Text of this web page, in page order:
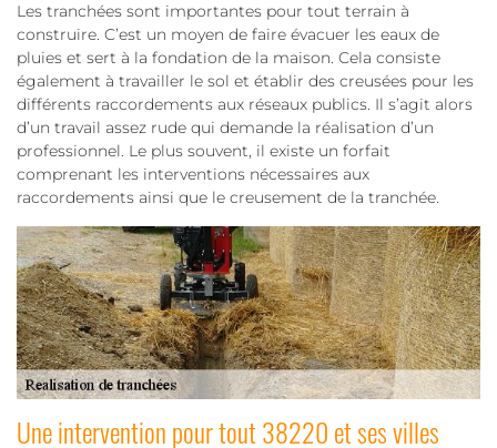
Les tranchées sont importantes pour tout terrain à
construire. C’est un moyen de faire évacuer les eaux de
pluies et sert à la fondation de la maison. Cela consiste
également à travailler le sol et établir des creusées pour les
différents raccordements aux réseaux publics. Il s’agit alors
d’un travail assez rude qui demande la réalisation d’un
professionnel. Le plus souvent, il existe un forfait
comprenant les interventions nécessaires aux
raccordements ainsi que le creusement de la tranchée.
Une intervention pour tout 38220 et ses villes